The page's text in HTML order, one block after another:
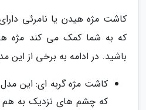
کاشت مژه هیدن یا نامرئی
که به شما کمک می کند مژه
باشید. در ادامه به برخی از این
کاشت مژه گربه ای: این
که چشم های نزدیک به هم